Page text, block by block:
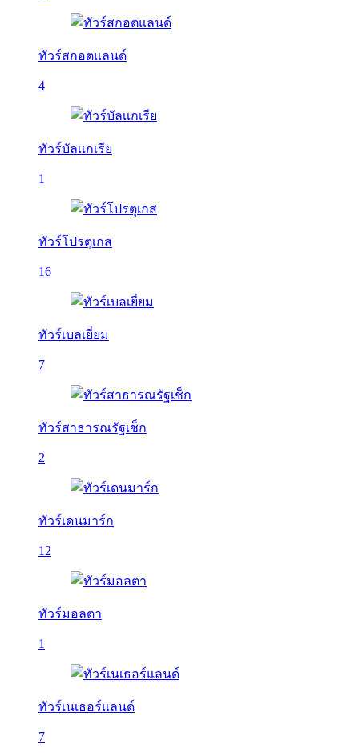
ทัวร์สกอตแลนด์
4
ทัวร์บัลเเกเรีย
1
ทัวร์โปรตุเกส
16
ทัวร์เบลเยี่ยม
7
ทัวร์สาธารณรัฐเช็ก
2
ทัวร์เดนมาร์ก
12
ทัวร์มอลตา
1
ทัวร์เนเธอร์แลนด์
7